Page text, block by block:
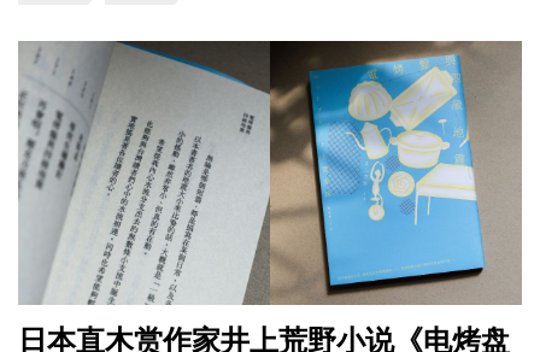
日本直木赏作家井上荒野小说《电烤盘